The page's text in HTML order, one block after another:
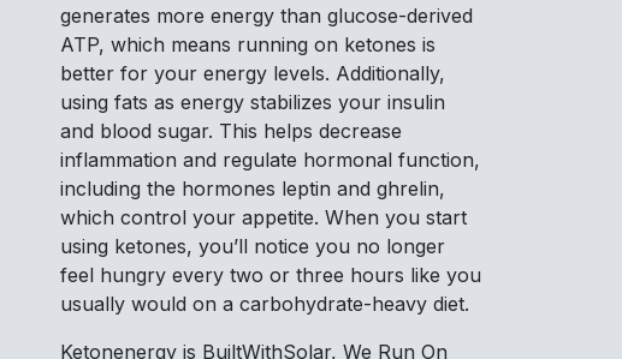
generates more energy than glucose-derived
ATP, which means running on ketones is
better for your energy levels. Additionally,
using fats as energy stabilizes your insulin
and blood sugar. This helps decrease
inflammation and regulate hormonal function,
including the hormones leptin and ghrelin,
which control your appetite. When you start
using ketones, you’ll notice you no longer
feel hungry every two or three hours like you
usually would on a carbohydrate-heavy diet.
Ketonenergy is BuiltWithSolar, We Run On